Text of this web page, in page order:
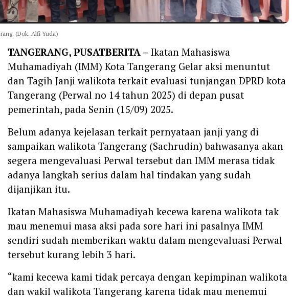
(Dok. Alfi Yuda)
TANGERANG, PUSATBERITA – Ikatan Mahasiswa
Muhamadiyah (IMM) Kota Tangerang Gelar aksi menuntut
dan Tagih Janji walikota terkait evaluasi tunjangan DPRD kota
Tangerang (Perwal no 14 tahun 2025) di depan pusat
pemerintah, pada Senin (15/09) 2025.
Belum adanya kejelasan terkait pernyataan janji yang di
sampaikan walikota Tangerang (Sachrudin) bahwasanya akan
segera mengevaluasi Perwal tersebut dan IMM merasa tidak
adanya langkah serius dalam hal tindakan yang sudah
dijanjikan itu.
Ikatan Mahasiswa Muhamadiyah kecewa karena walikota tak
mau menemui masa aksi pada sore hari ini pasalnya IMM
sendiri sudah memberikan waktu dalam mengevaluasi Perwal
tersebut kurang lebih 3 hari.
“kami kecewa kami tidak percaya dengan kepimpinan walikota
dan wakil walikota Tangerang karena tidak mau menemui